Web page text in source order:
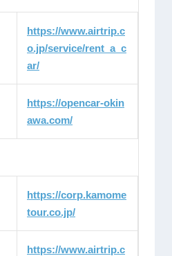
https://www.airtrip.c
o.jp/service/rent_a_c
ar/
https://opencar-okin
awa.com/
https://corp.kamome
tour.co.jp/
https://www.airtrip.c